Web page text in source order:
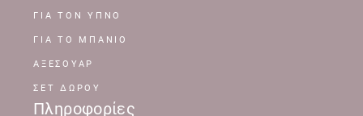
ΓΙΑ ΤΟΝ ΥΠΝΟ
ΓΙΑ ΤΟ ΜΠΑΝΙΟ
ΑΞΕΣΟΥΑΡ
ΣΕΤ ΔΩΡΟΥ
Πληροφορίες